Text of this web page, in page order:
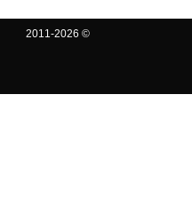
2011-2026 ©